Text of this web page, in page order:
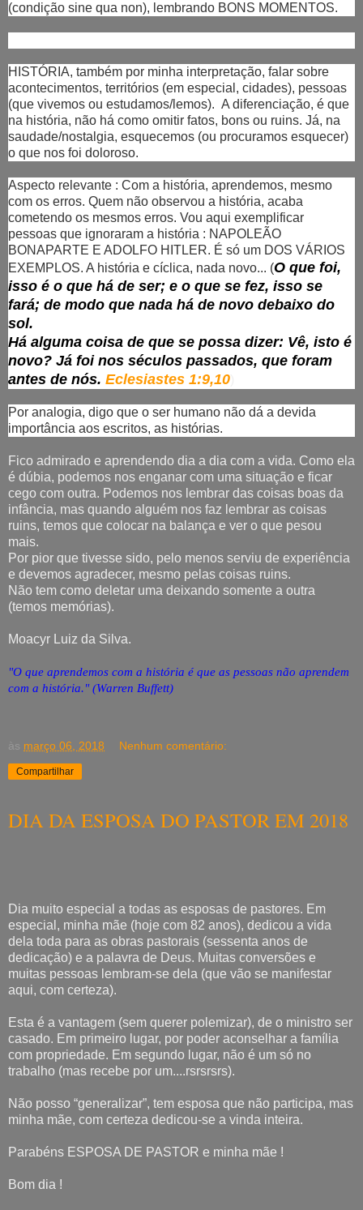
(condição sine qua non), lembrando BONS MOMENTOS.
HISTÓRIA, também por minha interpretação, falar sobre
acontecimentos, territórios (em especial, cidades), pessoas
(que vivemos ou estudamos/lemos). A diferenciação, é que
na história, não há como omitir fatos, bons ou ruins. Já, na
saudade/nostalgia, esquecemos (ou procuramos esquecer)
o que nos foi doloroso.
Aspecto relevante : Com a história, aprendemos, mesmo
com os erros. Quem não observou a história, acaba
cometendo os mesmos erros. Vou aqui exemplificar
pessoas que ignoraram a história : NAPOLEÃO
BONAPARTE E ADOLFO HITLER. É só um DOS VÁRIOS
EXEMPLOS. A história e cíclica, nada novo... (O que foi,
isso é o que há de ser; e o que se fez, isso se
fará; de modo que nada há de novo debaixo do
sol.
Há alguma coisa de que se possa dizer: Vê, isto é
novo? Já foi nos séculos passados, que foram
antes de nós. Eclesiastes 1:9,10
Por analogia, digo que o ser humano não dá a devida
importância aos escritos, as histórias.
Fico admirado e aprendendo dia a dia com a vida. Como ela
é dúbia, podemos nos enganar com uma situação e ficar
cego com outra. Podemos nos lembrar das coisas boas da
infância, mas quando alguém nos faz lembrar as coisas
ruins, temos que colocar na balança e ver o que pesou
mais.
Por pior que tivesse sido, pelo menos serviu de experiência
e devemos agradecer, mesmo pelas coisas ruins.
Não tem como deletar uma deixando somente a outra
(temos memórias).
Moacyr Luiz da Silva.
"O que aprendemos com a história é que as pessoas não aprendem
com a história." (Warren Buffett)
às março 06, 2018 Nenhum comentário:
Compartilhar
DIA DA ESPOSA DO PASTOR EM 2018
Dia muito especial a todas as esposas de pastores. Em
especial, minha mãe (hoje com 82 anos), dedicou a vida
dela toda para as obras pastorais (sessenta anos de
dedicação) e a palavra de Deus. Muitas conversões e
muitas pessoas lembram-se dela (que vão se manifestar
aqui, com certeza).
Esta é a vantagem (sem querer polemizar), de o ministro ser
casado. Em primeiro lugar, por poder aconselhar a família
com propriedade. Em segundo lugar, não é um só no
trabalho (mas recebe por um....rsrsrsrs).
Não posso “generalizar”, tem esposa que não participa, mas
minha mãe, com certeza dedicou-se a vinda inteira.
Parabéns ESPOSA DE PASTOR e minha mãe !
Bom dia !